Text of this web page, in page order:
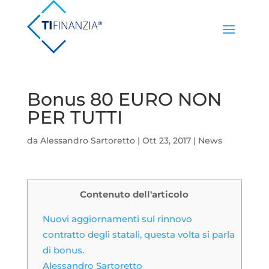
Bonus 80 EURO NON
PER TUTTI
da Alessandro Sartoretto| Ott 23, 2017| News
Contenuto dell'articolo
Nuovi aggiornamenti sul rinnovo
contratto degli statali, questa volta si parla
di bonus.
Alessandro Sartoretto